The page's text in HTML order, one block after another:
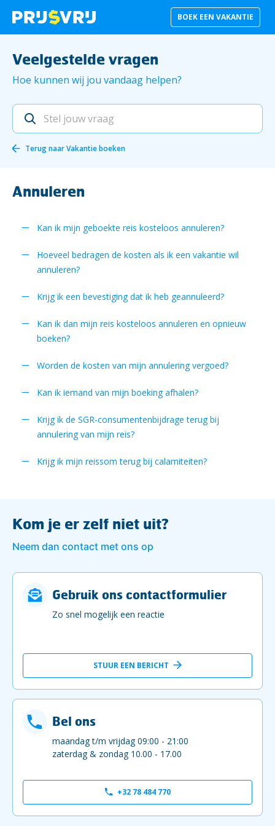
BOEK EEN VAKANTIE
Veelgestelde vragen
Hoe kunnen wij jou vandaag helpen?
Terug naarVakantie boeken
Annuleren
Kan ik mijn geboekte reis kosteloos annuleren?
Hoeveel bedragen de kosten als ik een vakantie wil
annuleren?
Krijg ik een bevestiging dat ik heb geannuleerd?
Kan ik dan mijn reis kosteloos annuleren en opnieuw
boeken?
Worden de kosten van mijn annulering vergoed?
Kan ik iemand van mijn boeking afhalen?
Krijg ik de SGR-consumentenbijdrage terug bij
annulering van mijn reis?
Krijg ik mijn reissom terug bij calamiteiten?
Kom je er zelf niet uit?
Neem dan contact met ons op
Gebruik ons contactformulier
Zo snel mogelijk een reactie
STUUR EEN BERICHT
Bel ons
maandag t/m vrijdag 09:00 - 21:00
zaterdag & zondag 10.00 - 17.00
+32 78 484 770